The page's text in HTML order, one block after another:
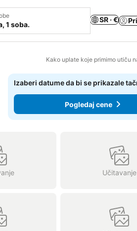
1 soba.
SR · €
Kako uplate koje primimo utiču
u favorite
Izaberi datume da bi se prikazale
Pogledaj cene
Učitavanje